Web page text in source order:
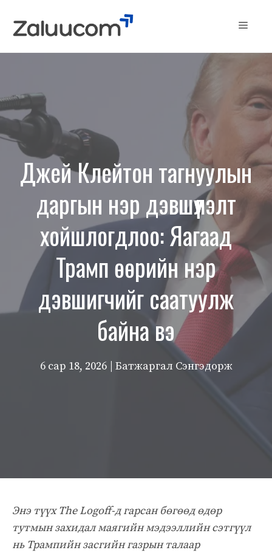
Menu
Джей Клейтон тагнуулын
даргын нэр дэвшүүлэлт
хойшлогдлоо: Яагаад
Трамп өөрийн нэр
дэвшигчийг саатуулж
байна вэ
6 сар 18, 2026 | Батжаргал Сэнгэдорж
Энэ түүх The Logoff-д гарсан бөгөөд өдөр
тутмын захидал маягийн мэдээллийн сэтгүүл
нь Трампийн засгийн газрын талаар